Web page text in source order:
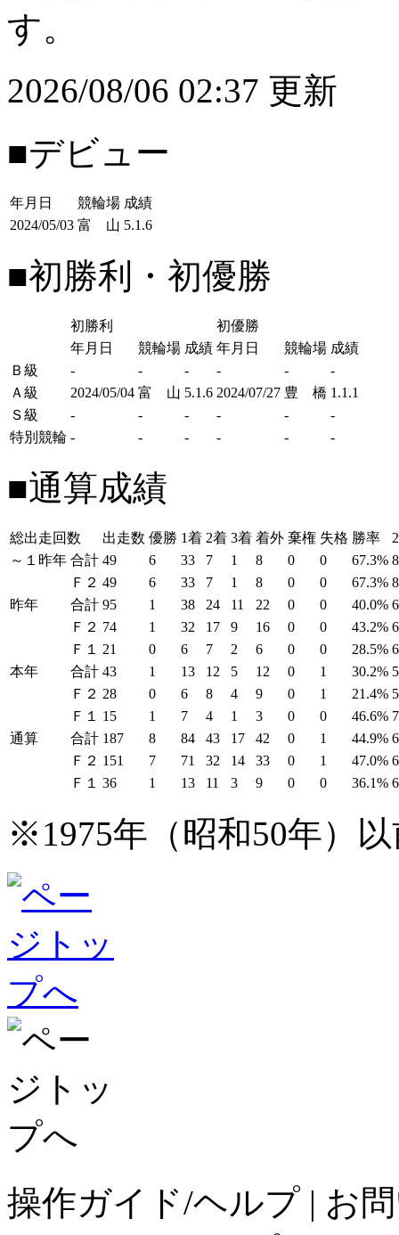
す。
2026/08/06 02:37 更新
■デビュー
年月日 競輪場 成績
2024/05/03 富 山 5.1.6
■初勝利・初優勝
初勝利
初優勝
年月日
競輪場 成績 年月日 競輪場 成績
Ｂ級
- - - - -
-
Ａ級
2024/05/04 富 山 5.1.6 2024/07/27 豊 橋 1.1.1
Ｓ級
- - - - -
-
特別競輪 - - - - - -
■通算成績
総出走回数 出走数 優勝 1着 2着 3着 着外 棄権 失格 勝率
～１昨年 合計 49 6 33 7 1 8 0 0 67.3%
Ｆ２ 49 6 33 7 1 8 0 0 67.3%
昨年
合計 95 1 38 24 11 22 0 0 40.0%
Ｆ２ 74 1 32 17 9 16 0 0 43.2%
Ｆ１
21 0 6 7 2 6 0 0 28.5%
本年
合計 43 1 13 12 5 12 0 1 30.2%
Ｆ２ 28 0 6 8 4 9 0 1 21.4%
Ｆ１
15 1 7 4 1 3 0 0 46.6%
通算
合計 187 8 84 43 17 42 0 1 44.9%
Ｆ２ 151 7 71 32 14 33 0 1 47.0%
Ｆ１
36 1 13 11 3 9 0 0 36.1%
※1975年（昭和50年）
操作ガイド/ヘルプ | お